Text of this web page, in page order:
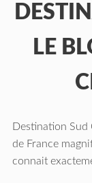
LE
Destination Sud
de France
connait